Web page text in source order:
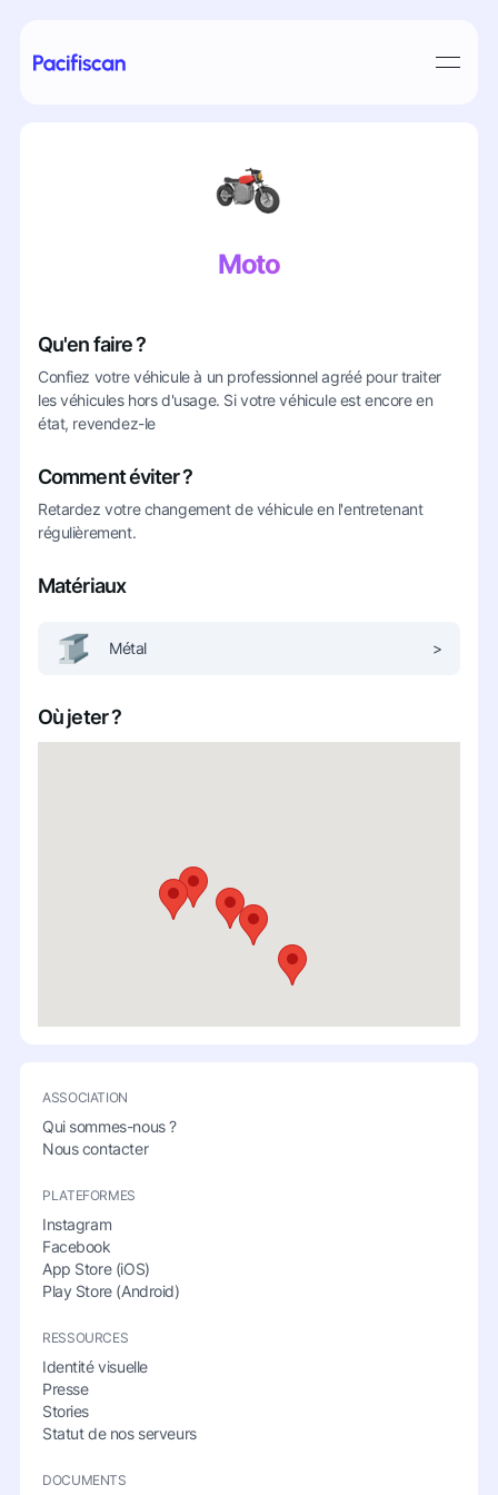
Moto
Qu'en faire ?
Confiez votre véhicule à un professionnel agréé pour traiter
les véhicules hors d'usage. Si votre véhicule est encore en
état, revendez-le
Comment éviter ?
Retardez votre changement de véhicule en l'entretenant
régulièrement.
Matériaux
Métal >
Où jeter ?
ASSOCIATION
Qui sommes-nous ?
Nous contacter
PLATEFORMES
Instagram
Facebook
App Store (iOS)
Play Store (Android)
RESSOURCES
Identité visuelle
Presse
Stories
Statut de nos serveurs
DOCUMENTS